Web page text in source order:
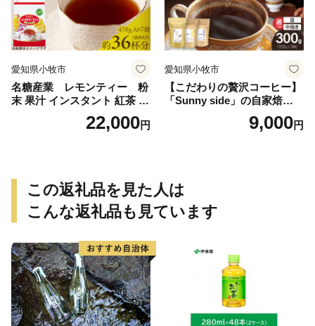
愛知県小牧市
名糖産業 レモンティー 粉
末 果汁 インスタント 紅茶 ビ
タミンC 袋 ロングセラー 粉
末飲料 粉末茶 簡単 手軽 ホッ
22,000円
愛知県小牧市
【こだわりの贅沢コーヒー】
「Sunny side」の自家焙煎珈
琲ブレンド珈琲飲み比べセッ
9,000円
この返礼品を見た人は
こんな返礼品も見ています